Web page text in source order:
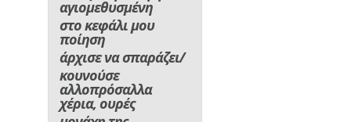
αγιομεθυσμένη
στο κεφάλι μου
ποίηση
άρχισε να σπαράζει/
κουνούσε
αλλοπρόσαλλα
χέρια, ουρές